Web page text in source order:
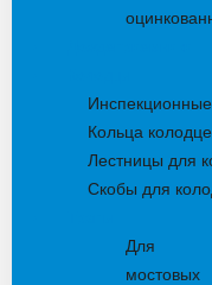
Инспекционные
Кольца
Лестницы для
Скобы для
Для
мостовых